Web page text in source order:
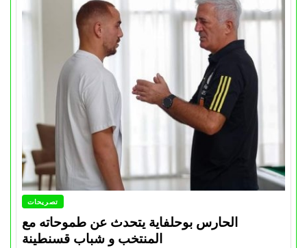
تصريحات
الحارس بوحلفاية يتحدث عن طموحاته مع
المنتخب و شباب قسنطينة